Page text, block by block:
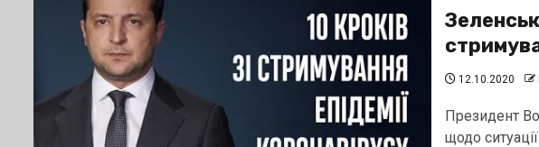
12.10.2020
Президент
щодо